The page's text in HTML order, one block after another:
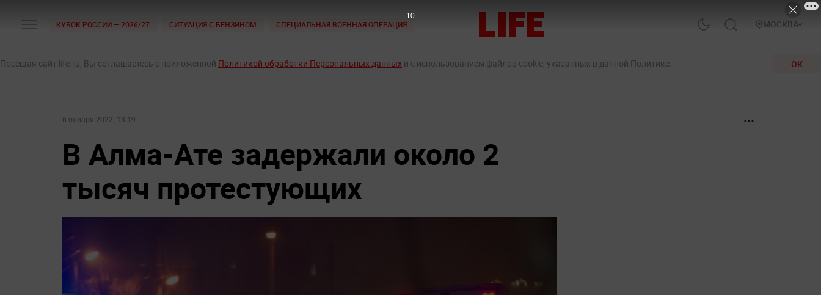
КУБОК РОССИИ — 2026/27 СИТУАЦИЯ С БЕНЗИНОМ СПЕЦИАЛЬНАЯ ВОЕННАЯ ОПЕРАЦИЯ МОСКВА
Посещая сайт life.ru, Вы соглашаетесь с приложенной Политикой обработки Персональных данных и с использованием файлов cookie, указанных в данной Политике. ОК
6 января 2022, 13:19
В Алма-Ате задержали около 2
тысяч протестующих
9